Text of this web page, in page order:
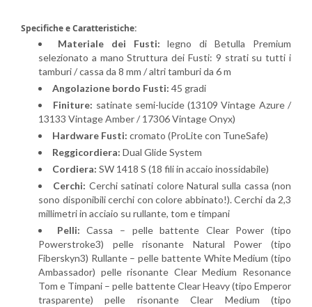
Specifiche e Caratteristiche:
Materiale dei Fusti: legno di Betulla Premium
selezionato a mano Struttura dei Fusti: 9 strati su tutti i
tamburi / cassa da 8 mm / altri tamburi da 6 m
Angolazione bordo Fusti: 45 gradi
Finiture: satinate semi-lucide (13109 Vintage Azure /
13133 Vintage Amber / 17306 Vintage Onyx)
Hardware Fusti: cromato (ProLite con TuneSafe)
Reggicordiera: Dual Glide System
Cordiera: SW 1418 S (18 fili in accaio inossidabile)
Cerchi: Cerchi satinati colore Natural sulla cassa (non
sono disponibili cerchi con colore abbinato!). Cerchi da 2,3
millimetri in acciaio su rullante, tom e timpani
Pelli: Cassa – pelle battente Clear Power (tipo
Powerstroke3) pelle risonante Natural Power (tipo
Fiberskyn3) Rullante – pelle battente White Medium (tipo
Ambassador) pelle risonante Clear Medium Resonance
Tom e Timpani – pelle battente Clear Heavy (tipo Emperor
trasparente) pelle risonante Clear Medium (tipo